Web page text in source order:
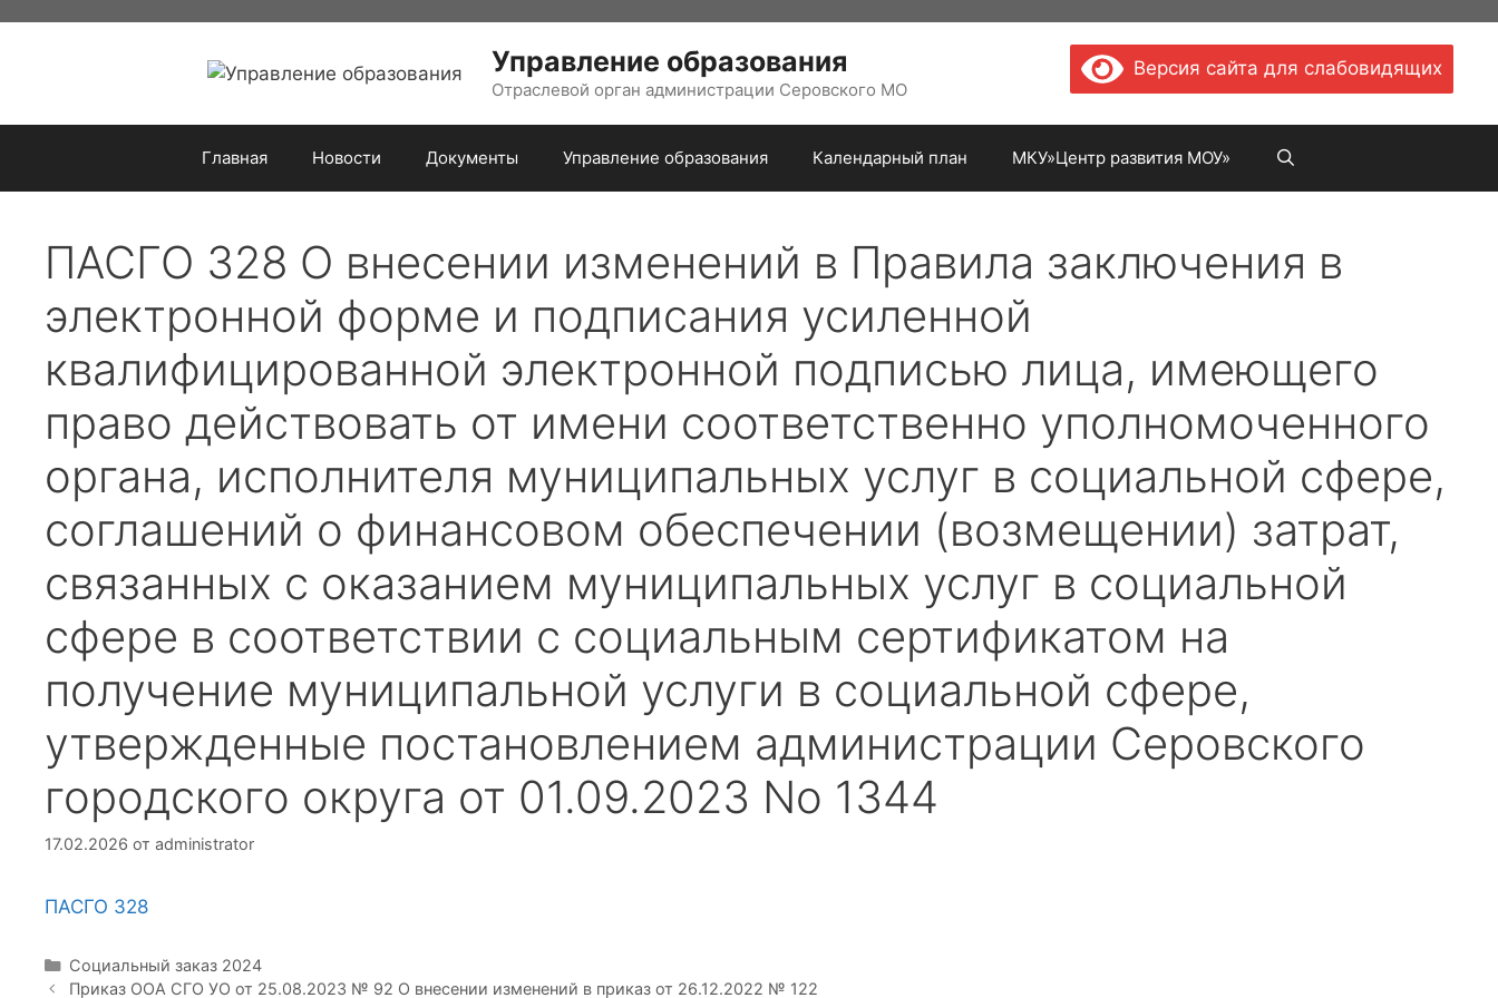
Версия сайта для слабовидящих
Управление образования
Отраслевой орган администрации Серовского МО
Главная Новости Документы Управление образования Календарный план МКУ»Центр развития МОУ»
ПАСГО 328 О внесении изменений в Правила заключения в
электронной форме и подписания усиленной
квалифицированной электронной подписью лица, имеющего
право действовать от имени соответственно уполномоченного
органа, исполнителя муниципальных услуг в социальной сфере,
соглашений о финансовом обеспечении (возмещении) затрат,
связанных с оказанием муниципальных услуг в социальной
сфере в соответствии с социальным сертификатом на
получение муниципальной услуги в социальной сфере,
утвержденные постановлением администрации Серовского
городского округа от 01.09.2023 No 1344
17.02.2026 от administrator
ПАСГО 328
Рубрики
Социальный заказ 2024
Приказ ООА СГО УО от 25.08.2023 № 92 О внесении изменений в приказ от 26.12.2022 № 122